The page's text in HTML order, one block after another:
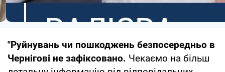
"Руйнувань чи пошкоджень безпосередньо в
Чернігові не зафіксовано. Чекаємо на більш